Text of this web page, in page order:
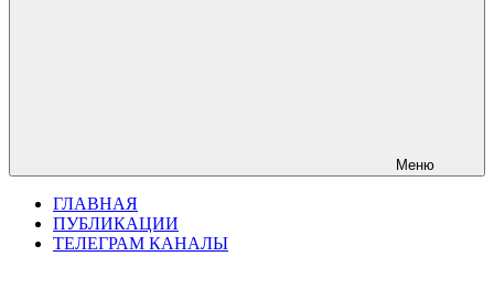
Меню
ГЛАВНАЯ
ПУБЛИКАЦИИ
ТЕЛЕГРАМ КАНАЛЫ